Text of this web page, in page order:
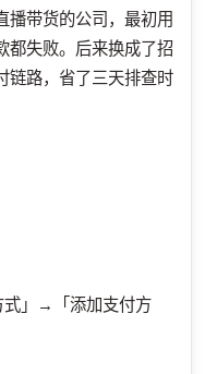
播带货的公司，最初用
都失败。后来换成了招
链路，省了三天排查时
」→「添加支付方